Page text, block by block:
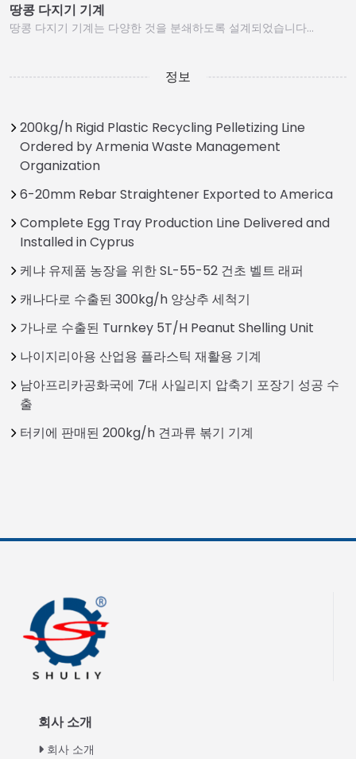
땅콩 다지기 기계
땅콩 다지기 기계는 다양한 것을 분쇄하도록 설계되었습니다…
정보
200kg/h Rigid Plastic Recycling Pelletizing Line
Ordered by Armenia Waste Management
Organization
6-20mm Rebar Straightener Exported to America
Complete Egg Tray Production Line Delivered and
Installed in Cyprus
케냐 유제품 농장을 위한 SL-55-52 건초 벨트 래퍼
캐나다로 수출된 300kg/h 양상추 세척기
가나로 수출된 Turnkey 5T/H Peanut Shelling Unit
나이지리아용 산업용 플라스틱 재활용 기계
남아프리카공화국에 7대 사일리지 압축기 포장기 성공 수
출
터키에 판매된 200kg/h 견과류 볶기 기계
회사 소개
회사 소개